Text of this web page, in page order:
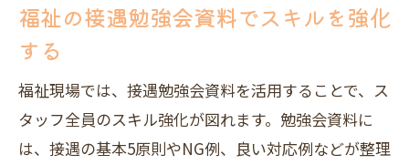
福祉の接遇勉強会資料でスキルを強化
する
福祉現場では、接遇勉強会資料を活用することで、ス
タッフ全員のスキル強化が図れます。勉強会資料に
は、接遇の基本5原則やNG例、良い対応例などが整理